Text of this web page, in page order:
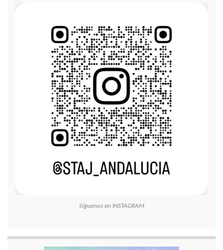
Síguenos en INSTAGRAM